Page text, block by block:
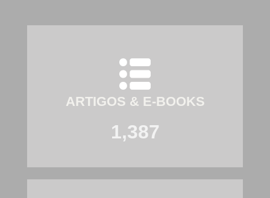
ARTIGOS & E-BOOKS
1,387